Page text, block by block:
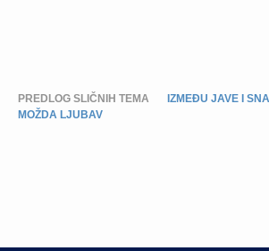
PREDLOG SLIČNIH TEMA
IZMEĐU JAVE I SNA
MOŽDA LJUBAV